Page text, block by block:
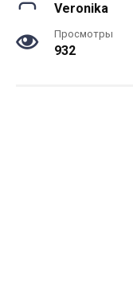
Veronika
Просмотры
932